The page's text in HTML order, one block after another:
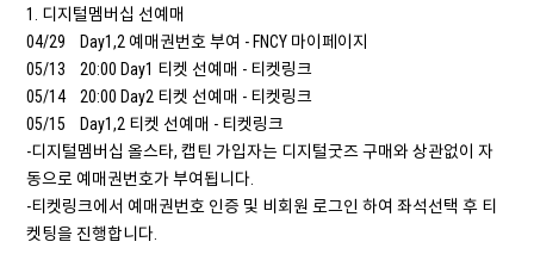
1. 디지털멤버십 선예매
04/29 Day1,2 예매권번호 부여 - FNCY 마이페이지
05/13 20:00 Day1 티켓 선예매 - 티켓링크
05/14 20:00 Day2 티켓 선예매 - 티켓링크
05/15 Day1,2 티켓 선예매 - 티켓링크
-디지털멤버십 올스타, 캡틴 가입자는 디지털굿즈 구매와 상관없이 자
동으로 예매권번호가 부여됩니다.
-티켓링크에서 예매권번호 인증 및 비회원 로그인 하여 좌석선택 후 티
켓팅을 진행합니다.